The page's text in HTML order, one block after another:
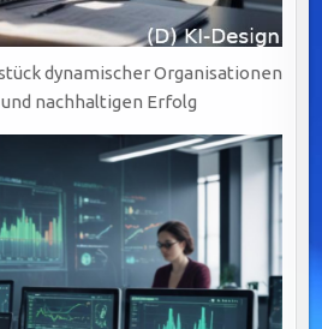
dynamischer Organisationen
nachhaltigen Erfolg